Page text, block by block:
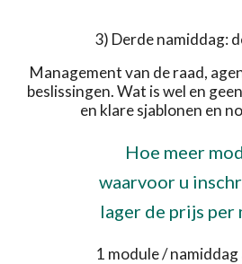
3) Derde namiddag:
Management van de raad,
beslissingen. Wat is wel en
en klare sjablonen en
Hoe meer
waarvoor u
lager de prijs per
1 module / namiddag